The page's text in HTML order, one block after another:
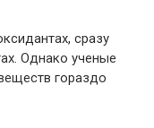
сразу
Однако ученые
гораздо